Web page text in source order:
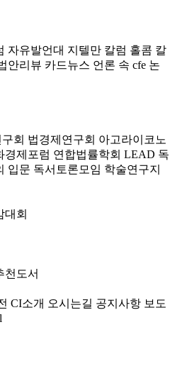
자유발언대 지텔만 칼럼 홀콤 칼
안리뷰 카드뉴스 언론 속 cfe 논
회 법경제연구회 아고라이코노
경제포럼 연합법률학회 LEAD 독
입문 독서토론모임 학술연구지
대회
천도서
CI소개 오시는길 공지사항 보도